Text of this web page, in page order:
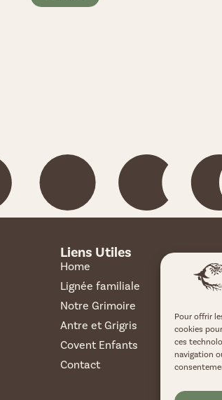
Pour offrir
cookies
ces
navigation
Liens Utiles
Home
Lignée familiale
Notre Grimoire
Antre et Grigris
Covent Enfants
Contact